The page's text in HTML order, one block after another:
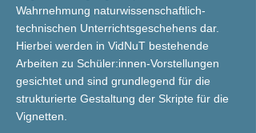
Wahrnehmung naturwissenschaftlich-
technischen Unterrichtsgeschehens dar.
Hierbei werden in VidNuT bestehende
Arbeiten zu Schüler:innen-Vorstellungen
gesichtet und sind grundlegend für die
strukturierte Gestaltung der Skripte für die
Vignetten.